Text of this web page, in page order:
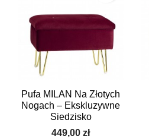
Pufa MILAN Na Złotych
Nogach – Ekskluzywne
Siedzisko
449,00 zł